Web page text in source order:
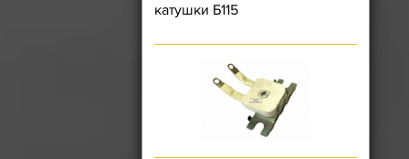
катушки Б115